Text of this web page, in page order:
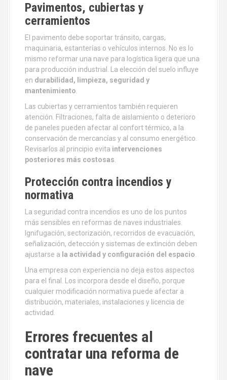
Pavimentos, cubiertas y
cerramientos
El pavimento debe soportar tránsito, cargas,
maquinaria, estanterías o vehículos internos. No es lo
mismo reformar una nave para logística ligera que una
para producción industrial. La elección del suelo influye
en durabilidad, limpieza, seguridad y
mantenimiento.
Las cubiertas y cerramientos también requieren
atención. Filtraciones, falta de aislamiento o deterioro
de paneles pueden afectar al confort térmico, a la
conservación de mercancías y al consumo energético.
Revisarlos al principio evita intervenciones
posteriores más costosas.
Protección contra incendios y
normativa
La seguridad contra incendios es uno de los puntos
más sensibles en reformas de naves industriales.
Ignifugación, sectorización, recorridos de evacuación,
señalización, detección y sistemas de extinción deben
ajustarse a la actividad y configuración del espacio.
Una empresa con experiencia no deja estos aspectos
para el final. Los incorpora desde el diseño, porque
cualquier modificación normativa puede afectar a
distribución, materiales, instalaciones y licencia de
actividad.
Errores frecuentes al
contratar una reforma de
nave